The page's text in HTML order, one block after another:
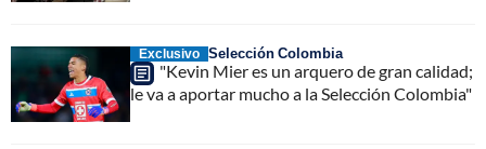
Exclusivo Selección Colombia
"Kevin Mier es un arquero de gran calidad;
le va a aportar mucho a la Selección Colombia"